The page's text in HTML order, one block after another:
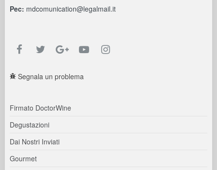
Pec: mdcomunication@legalmail.it
Segnala un problema
Firmato DoctorWine
Degustazioni
Dai Nostri Inviati
Gourmet